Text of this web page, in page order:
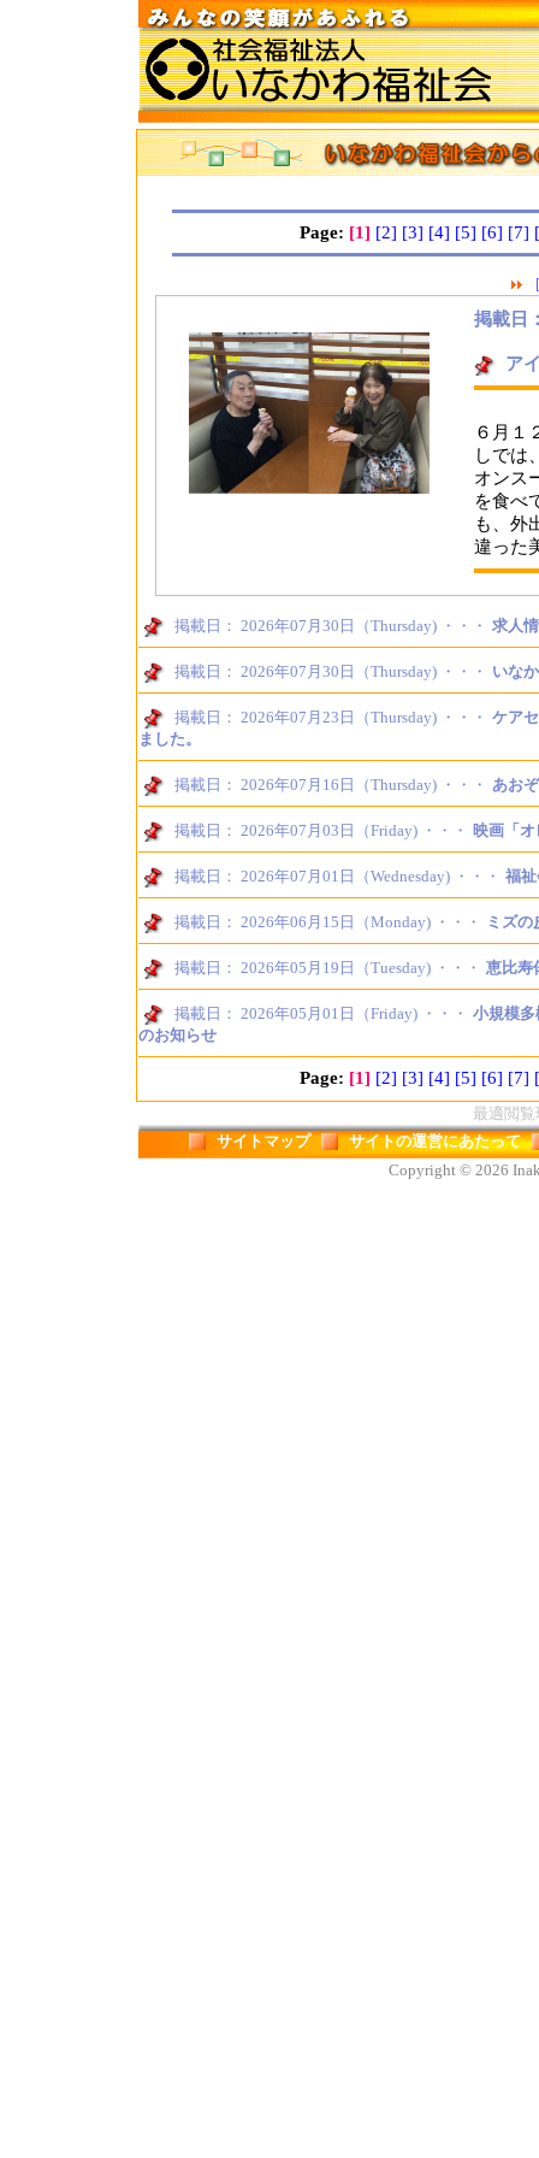
Page: [1] [2] [3] [4] [5] [6] [7]
掲載日
ア
６月１
しでは
オンス
を食べ
も、外
違った
掲載日： 2026年07月30日（Thursday) ・・・ 求人
掲載日： 2026年07月30日（Thursday) ・・・ いな
掲載日： 2026年07月23日（Thursday) ・・・ ケア
ました。
掲載日： 2026年07月16日（Thursday) ・・・ あお
掲載日： 2026年07月03日（Friday) ・・・ 映画「
掲載日： 2026年07月01日（Wednesday) ・・・ 福
掲載日： 2026年06月15日（Monday) ・・・ ミズ
掲載日： 2026年05月19日（Tuesday) ・・・ 恵比寿
掲載日： 2026年05月01日（Friday) ・・・ 小規模
のお知らせ
Page: [1] [2] [3] [4] [5] [6] [7]
最適閲覧
サイトマップ
サイトの運営にあたって
Copyright © 2026